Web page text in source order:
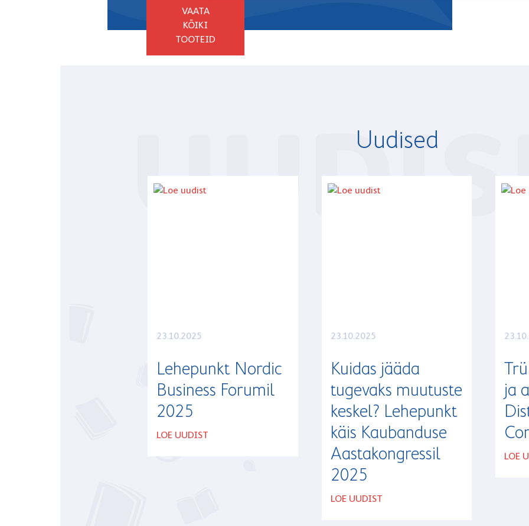
VAATA
KÕIKI
TOOTEID
Uudised
23.10.2025
Lehepunkt Nordic
Business Forumil
2025
LOE UUDIST
23.10.2025
Kuidas jääda
tugevaks muutuste
keskel? Lehepunkt
käis Kaubanduse
Aastakongressil
2025
LOE UUDIST
ja
LOE